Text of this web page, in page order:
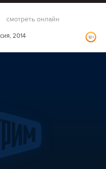
смотреть онлайн
2014